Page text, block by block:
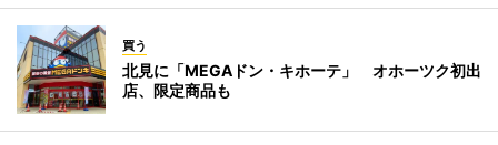
買う
北見に「MEGAドン・キホーテ」 オホーツク初出
店、限定商品も